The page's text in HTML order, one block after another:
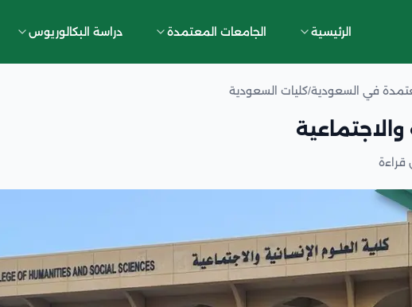
الرئيسية الجامعات المعتمدة دراسة البكالوريوس
في السعودية/كليات السعودية
والاجتماعية